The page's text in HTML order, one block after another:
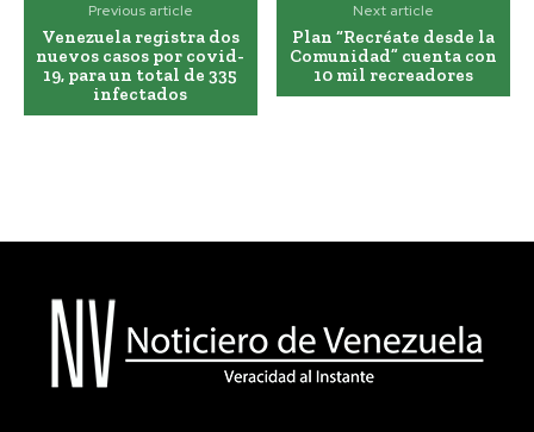
Previous article
Venezuela registra dos
nuevos casos por covid-
19, para un total de 335
infectados
Next article
Plan “Recréate desde la
Comunidad” cuenta con
10 mil recreadores